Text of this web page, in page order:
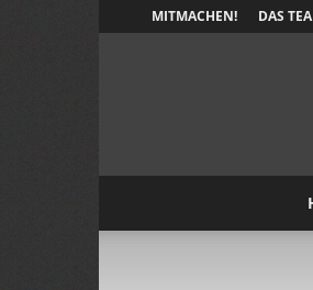
MITMACHEN! DAS